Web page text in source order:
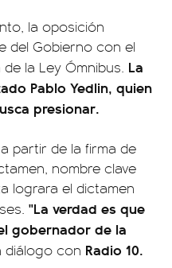
la oposición
del Gobierno con el
la Ley Ómnibus. La
Pablo Yedlin, quien
presionar.
partir de la firma de
nombre clave
lograra el dictamen
"La verdad es que
gobernador de la
diálogo con Radio 10.